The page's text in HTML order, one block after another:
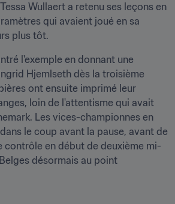
Wullaert a retenu ses leçons en
qui avaient joué en sa
plus tôt.
l'exemple en donnant une
Hjemlseth dès la troisième
ont ensuite imprimé leur
loin de l'attentisme qui avait
Les vices-championnes en
le coup avant la pause, avant de
contrôle en début de deuxième mi-
désormais au point